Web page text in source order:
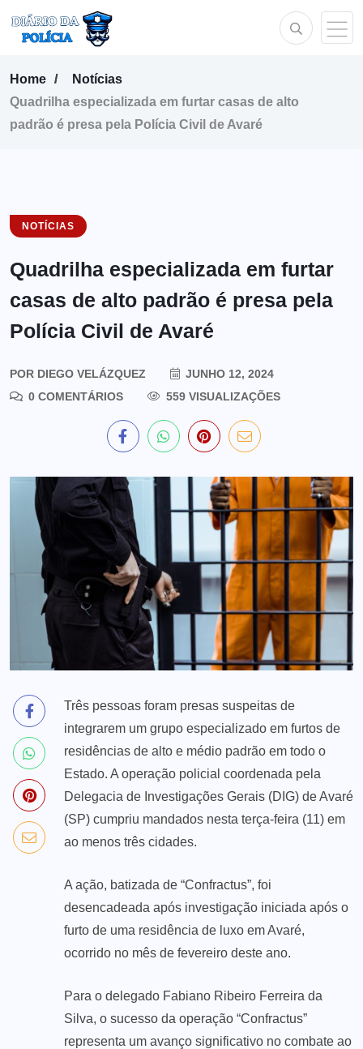
Home
Notícias
Quadrilha especializada em furtar casas de alto
padrão é presa pela Polícia Civil de Avaré
NOTÍCIAS
Quadrilha especializada em furtar
casas de alto padrão é presa pela
Polícia Civil de Avaré
POR DIEGO VELÁZQUEZ
JUNHO 12, 2024
0 COMENTÁRIOS
559 VISUALIZAÇÕES
Três pessoas foram presas suspeitas de
integrarem um grupo especializado em furtos de
residências de alto e médio padrão em todo o
Estado. A operação policial coordenada pela
Delegacia de Investigações Gerais (DIG) de Avaré
(SP) cumpriu mandados nesta terça-feira (11) em
ao menos três cidades.
A ação, batizada de “Confractus”, foi
desencadeada após investigação iniciada após o
furto de uma residência de luxo em Avaré,
ocorrido no mês de fevereiro deste ano.
Para o delegado Fabiano Ribeiro Ferreira da
Silva, o sucesso da operação “Confractus”
representa um avanço significativo no combate ao